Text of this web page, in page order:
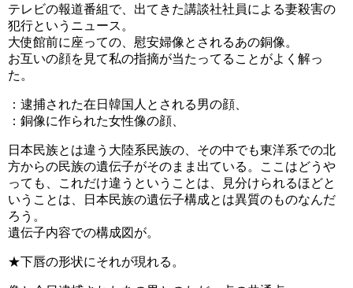
テレビの報道番組で、出てきた講談社社員による妻殺害の
犯行というニュース。
大使館前に座っての、慰安婦像とされるあの銅像。
お互いの顔を見て私の指摘が当たってることがよく解っ
た。
：逮捕された在日韓国人とされる男の顔、
：銅像に作られた女性像の顔、
日本民族とは違う大陸系民族の、その中でも東洋系での北
方からの民族の遺伝子がそのまま出ている。ここはどうや
っても、これだけ違うということは、見分けられるほどと
いうことは、日本民族の遺伝子構成とは異質のものなんだ
ろう。
遺伝子内容での構成図が。
★下唇の形状にそれが現れる。